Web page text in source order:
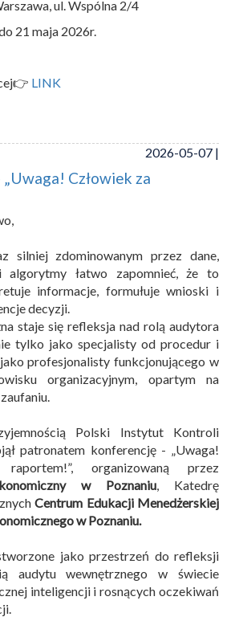
ul. Wspólna 2/4
21 maja 2026r.
LINK
2026-05-07 |
Człowiek za
silniej zdominowanym przez dane,
algorytmy łatwo zapomnieć, że to
informacje, formułuje wnioski i
decyzji.
staje się refleksja nad rolą audytora
tylko jako specjalisty od procedur i
profesjonalisty funkcjonującego w
organizacyjnym, opartym na
Polski Instytut Kontroli
patronatem konferencję - „Uwaga!
organizowaną przez
w Poznaniu , Katedrę
Centrum Edukacji Menedżerskiej
w Poznaniu.
jako przestrzeń do refleksji
audytu wewnętrznego w świecie
inteligencji i rosnących oczekiwań